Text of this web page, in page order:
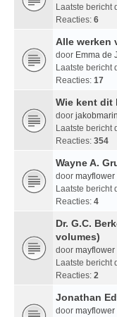
Laatste bericht
Reacties: 6
Alle werken
door Emma de
Laatste bericht
Reacties: 17
Wie kent dit
door jakobmarin
Laatste bericht
Reacties: 354
Wayne A.
door mayflower
Laatste bericht
Reacties: 4
Dr. G.C.
volumes)
door mayflower
Laatste bericht
Reacties: 2
Jonathan
door mayflower